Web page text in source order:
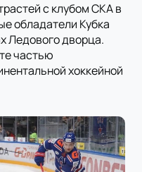
с клубом СКА в
обладатели Кубка
Ледового дворца.
частью
хоккейной